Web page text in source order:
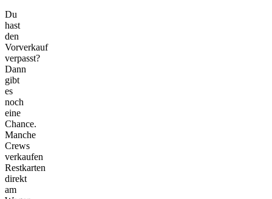
Du
hast
den
Vorverkauf
verpasst?
Dann
gibt
es
noch
eine
Chance.
Manche
Crews
verkaufen
Restkarten
direkt
am